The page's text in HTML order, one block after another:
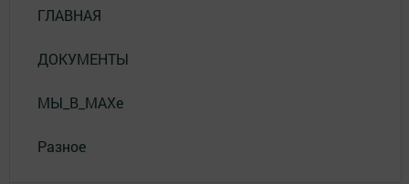
ГЛАВНАЯ
ДОКУМЕНТЫ
МЫ_В_MAXе
Разное